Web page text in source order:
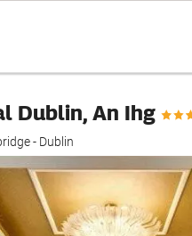
Dublin, An Ihg
- Dublin